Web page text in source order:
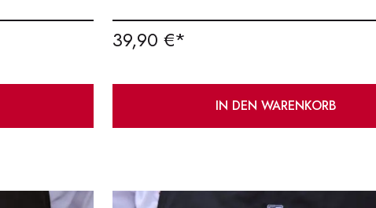
39,90 €*
IN DEN WARENKORB